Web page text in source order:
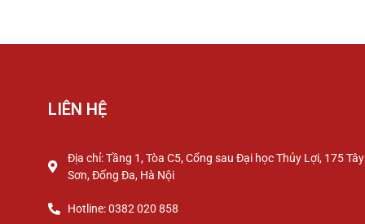
LIÊN HỆ
Địa chỉ: Tầng 1, Tòa C5, Cổng sau Đại học Thủy Lợi, 175 Tây
Sơn, Đống Đa, Hà Nội
Hotline: 0382 020 858